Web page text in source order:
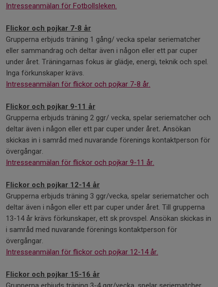
Intresseanmälan för Fotbollsleken.
Flickor och pojkar 7-8 år
Grupperna erbjuds träning 1 gång/ vecka spelar seriematcher
eller sammandrag och deltar även i någon eller ett par cuper
under året. Träningarnas fokus är glädje, energi, teknik och spel.
Inga förkunskaper krävs.
Intresseanmälan för flickor och pojkar 7-8 år.
Flickor och pojkar 9-11 år
Grupperna erbjuds träning 2 ggr/ vecka, spelar seriematcher och
deltar även i någon eller ett par cuper under året. Ansökan
skickas in i samråd med nuvarande förenings kontaktperson för
övergångar.
Intresseanmälan för flickor och pojkar 9-11 år.
Flickor och pojkar 12-14 år
Grupperna erbjuds träning 3 ggr/vecka, spelar seriematcher och
deltar även i någon eller ett par cuper under året. Till grupperna
13-14 år krävs förkunskaper, ett sk provspel. Ansökan skickas in
i samråd med nuvarande förenings kontaktperson för
övergångar.
Intresseanmälan för flickor och pojkar 12-14 år.
Flickor och pojkar 15-16 år